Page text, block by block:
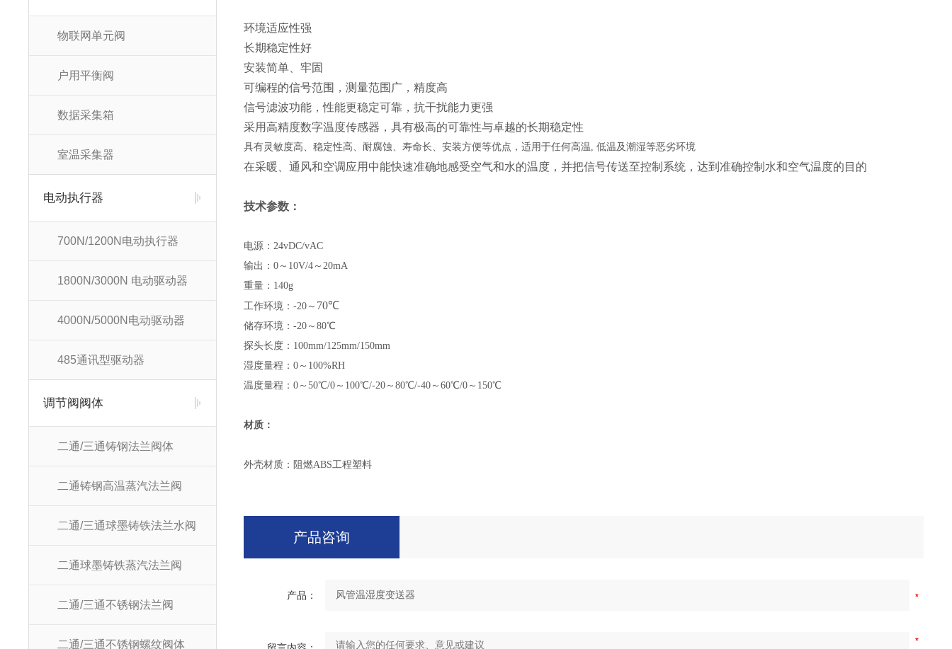
物联网单元阀
户用平衡阀
数据采集箱
室温采集器
电动执行器
700N/1200N电动执行器
1800N/3000N 电动驱动器
4000N/5000N电动驱动器
485通讯型驱动器
调节阀阀体
二通/三通铸钢法兰阀体
二通铸钢高温蒸汽法兰阀
二通/三通球墨铸铁法兰水阀
二通球墨铸铁蒸汽法兰阀
二通/三通不锈钢法兰阀
二通/三通不锈钢螺纹阀体
环境适应性强
长期稳定性好
安装简单、牢固
可编程的信号范围，测量范围广，精度高
信号滤波功能，性能更稳定可靠，抗干扰能力更强
采用高精度数字温度传感器，具有极高的可靠性与卓越的长期稳定性
具有灵敏度高、稳定性高、耐腐蚀、寿命长、安装方便等优点，适用于任何高温, 低温及潮湿等恶劣环境
在采暖、通风和空调应用中能快速准确地感受空气和水的温度，并把信号传送至控制系统，达到准确控制水和空气温度的目的
技术参数：
电源： 24vDC/vAC
输出： 0～10V/4～20mA
重量： 140g
工作环境： -20～ 70℃
储存环境： -20～ 80℃
探头长度： 100mm/125mm/150mm
湿度量程： 0～ 100%RH
温度量程： 0～50℃/0～100℃/-20～80℃/-40～60℃/0～150℃
材质：
外壳材质：阻燃ABS工程塑料
产品咨询
产品：